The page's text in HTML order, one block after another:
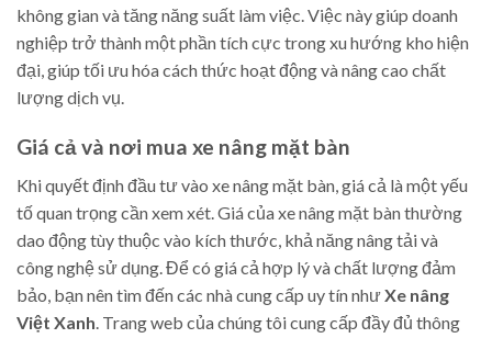
không gian và tăng năng suất làm việc. Việc này giúp doanh
nghiệp trở thành một phần tích cực trong xu hướng kho hiện
đại, giúp tối ưu hóa cách thức hoạt động và nâng cao chất
lượng dịch vụ.
Giá cả và nơi mua xe nâng mặt bàn
Khi quyết định đầu tư vào xe nâng mặt bàn, giá cả là một yếu
tố quan trọng cần xem xét. Giá của xe nâng mặt bàn thường
dao động tùy thuộc vào kích thước, khả năng nâng tải và
công nghệ sử dụng. Để có giá cả hợp lý và chất lượng đảm
bảo, bạn nên tìm đến các nhà cung cấp uy tín nhưXe nâng
Việt Xanh . Trang web của chúng tôi cung cấp đầy đủ thông